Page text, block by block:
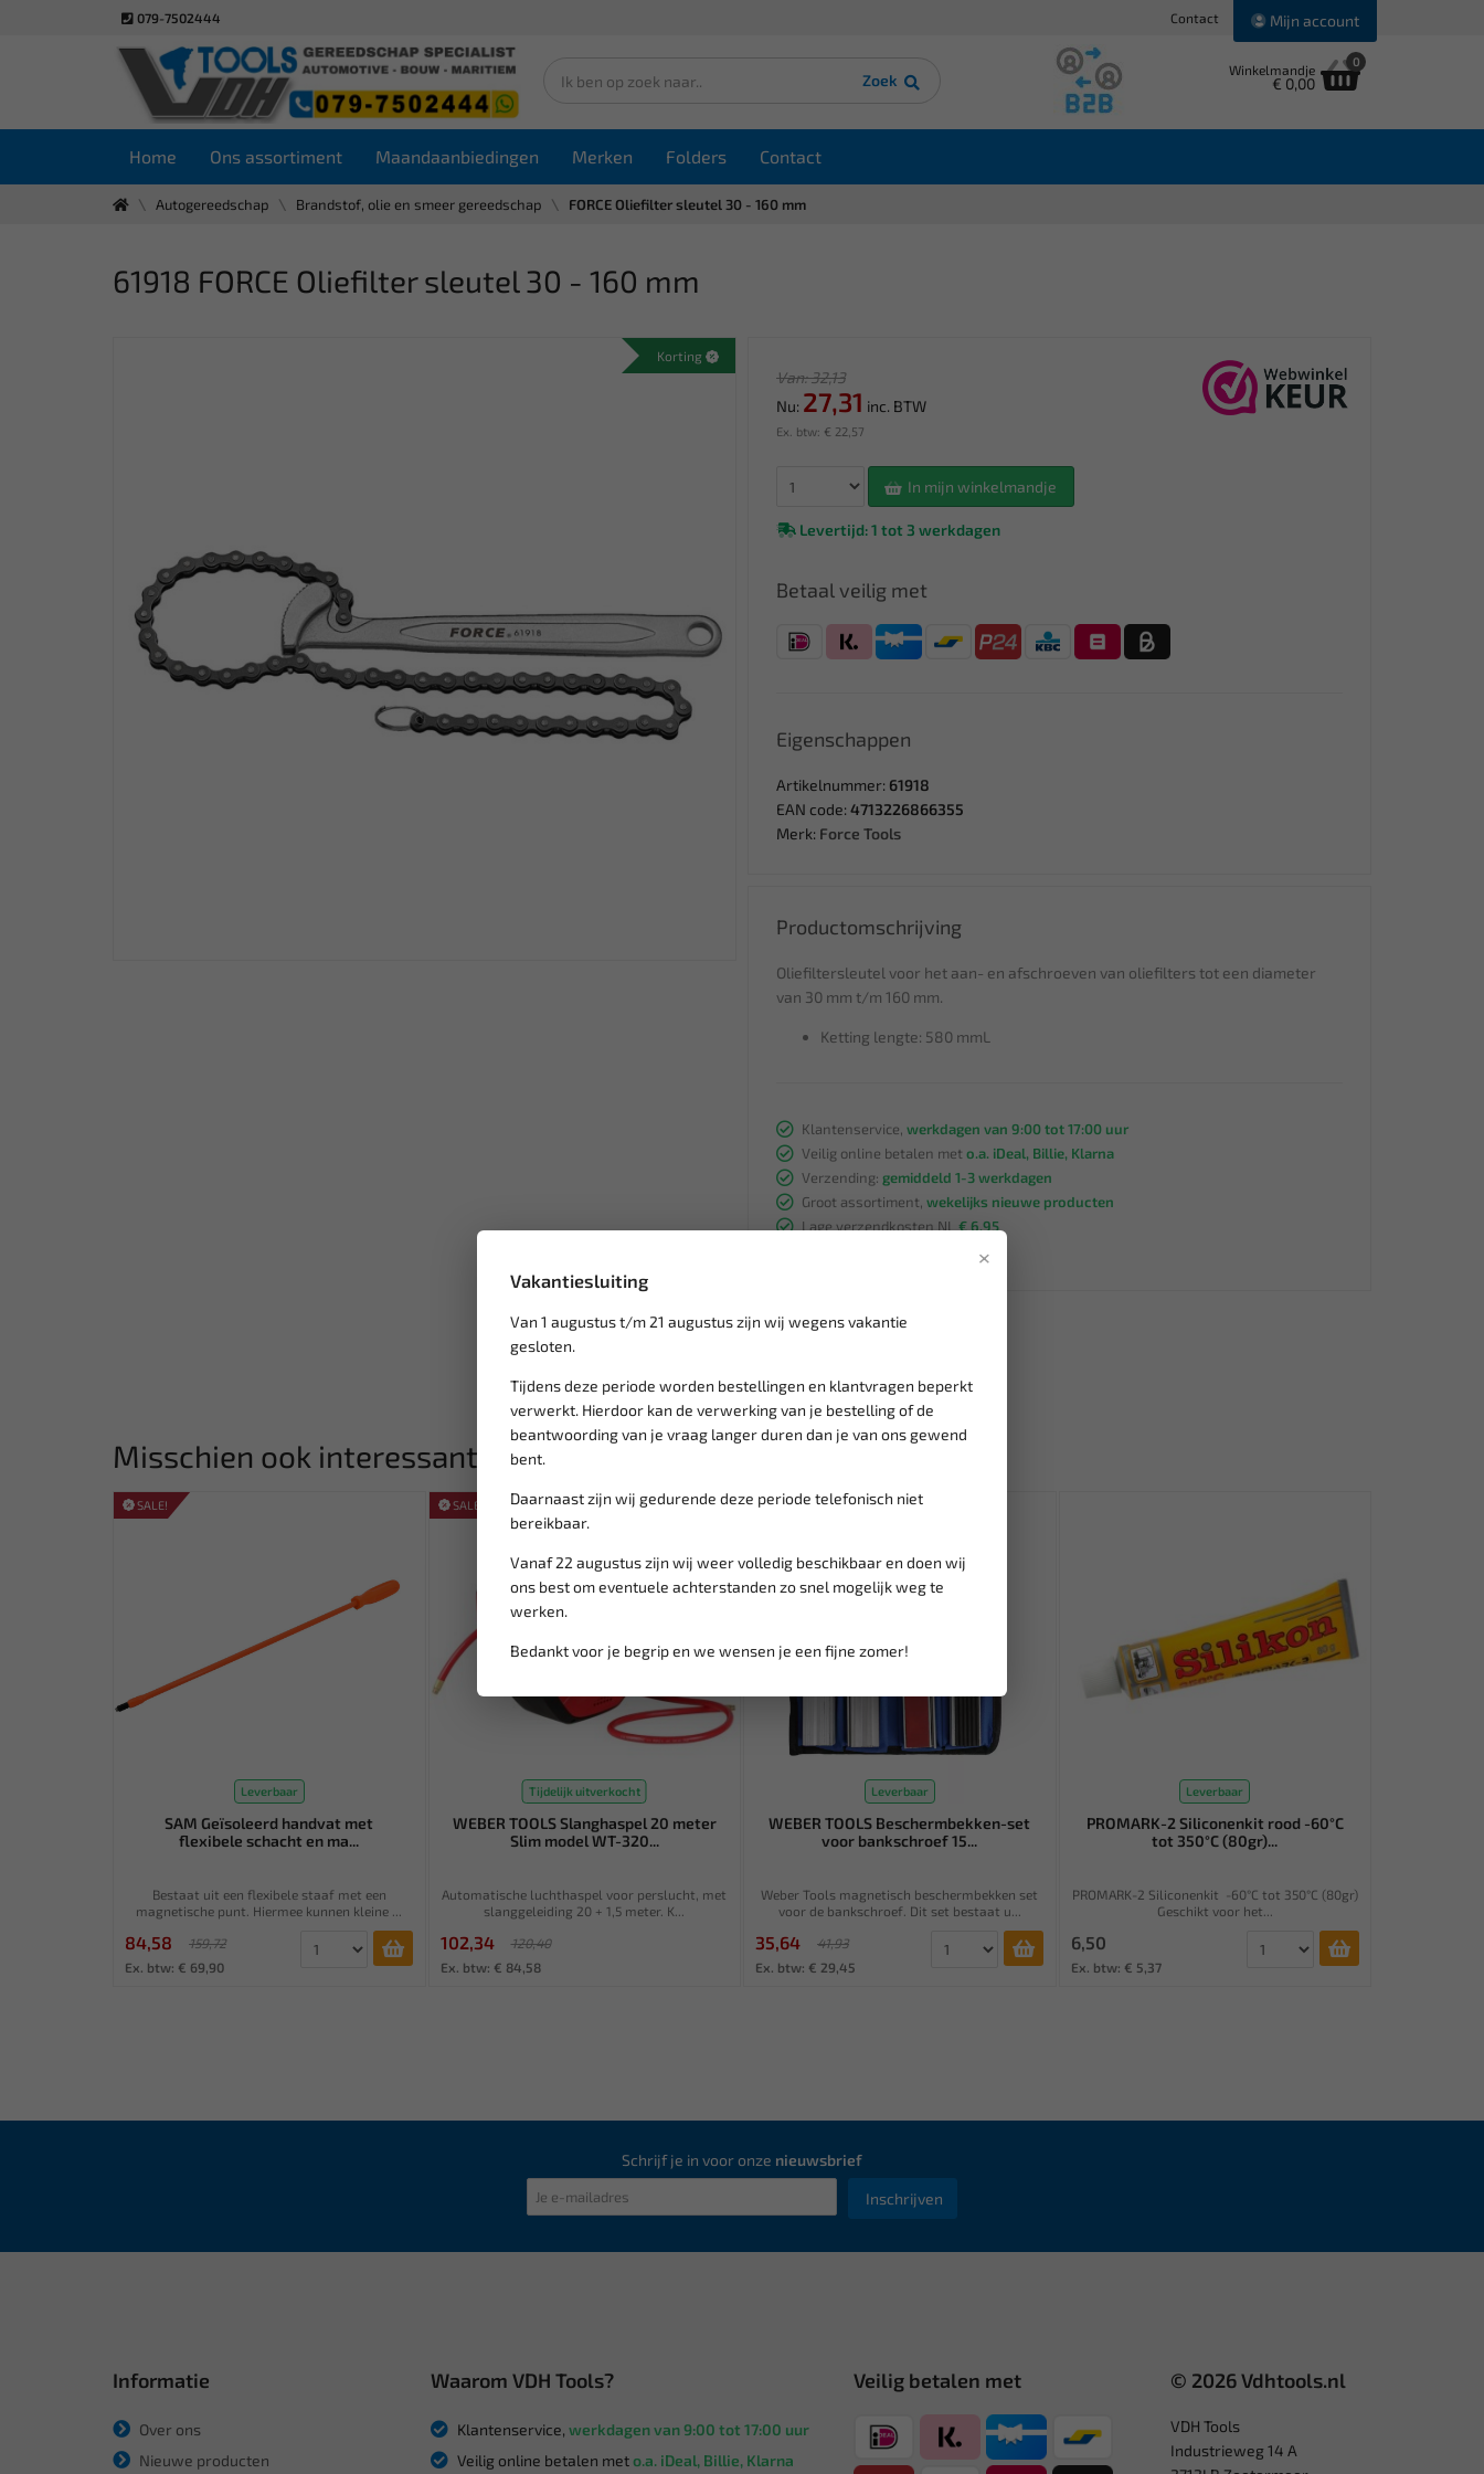
079-7502444 Contact Mijn account
Zoek
Winkelmandje
€ 0,00
0
Home Ons assortiment Maandaanbiedingen Merken Folders Contact
Autogereedschap Brandstof, olie en smeer gereedschap FORCE Oliefilter sleutel 30 - 160 mm
×
Vakantiesluiting
Van 1 augustus t/m 21 augustus zijn wij wegens vakantie
gesloten.
Tijdens deze periode worden bestellingen en klantvragen beperkt
verwerkt. Hierdoor kan de verwerking van je bestelling of de
beantwoording van je vraag langer duren dan je van ons gewend
bent.
Daarnaast zijn wij gedurende deze periode telefonisch niet
bereikbaar.
Vanaf 22 augustus zijn wij weer volledig beschikbaar en doen wij
ons best om eventuele achterstanden zo snel mogelijk weg te
werken.
Bedankt voor je begrip en we wensen je een fijne zomer!
61918 FORCE Oliefilter sleutel 30 - 160 mm
Korting
Van: 32,13
Nu: 27,31 inc. BTW
Ex. btw: € 22,57
In mijn winkelmandje
Levertijd: 1 tot 3 werkdagen
Betaal veilig met
Eigenschappen
Artikelnummer: 61918
EAN code: 4713226866355
Merk: Force Tools
Productomschrijving
Oliefiltersleutel voor het aan- en afschroeven van oliefilters tot een diameter
van 30 mm t/m 160 mm.
Ketting lengte: 580 mmL
Klantenservice, werkdagen van 9:00 tot 17:00 uur
Veilig online betalen met o.a. iDeal, Billie, Klarna
Verzending: gemiddeld 1-3 werkdagen
Groot assortiment, wekelijks nieuwe producten
Lage verzendkosten NL € 6,95
Misschien ook interessant:
SALE!
Leverbaar
SAM Geïsoleerd handvat met
flexibele schacht en ma...
Bestaat uit een flexibele staaf met een
magnetische punt. Hiermee kunnen kleine ...
84,58
159,72
Ex. btw: € 69,90
SALE!
Tijdelijk uitverkocht
WEBER TOOLS Slanghaspel 20 meter
Slim model WT-320...
Automatische luchthaspel voor perslucht, met
slanggeleiding 20 + 1,5 meter. K...
102,34
120,40
Ex. btw: € 84,58
SALE!
Leverbaar
WEBER TOOLS Beschermbekken-set
voor bankschroef 15...
Weber Tools magnetisch beschermbekken set
voor de bankschroef. Dit set bestaat u...
35,64
41,93
Ex. btw: € 29,45
Leverbaar
PROMARK-2 Siliconenkit rood -60°C
tot 350°C (80gr)...
PROMARK-2 Siliconenkit -60°C tot 350°C (80gr)
Geschikt voor het...
6,50
Ex. btw: € 5,37
Schrijf je in voor onze nieuwsbrief
Inschrijven
Informatie
Over ons
Nieuwe producten
Waarom VDH Tools?
Klantenservice, werkdagen van 9:00 tot 17:00 uur
Veilig online betalen meto.a. iDeal, Billie, Klarna
Veilig betalen met © 2026 Vdhtools.nl
VDH Tools
Industrieweg 14 A